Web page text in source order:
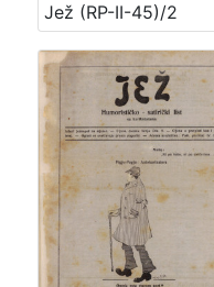
Jež (RP-II-45)/2